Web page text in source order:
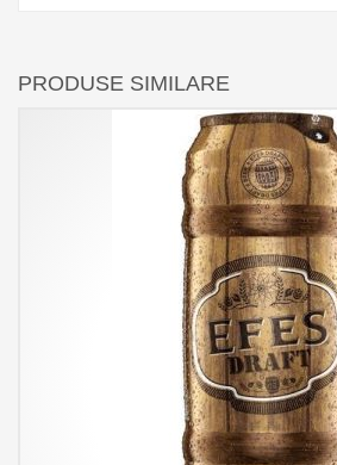
PRODUSE SIMILARE